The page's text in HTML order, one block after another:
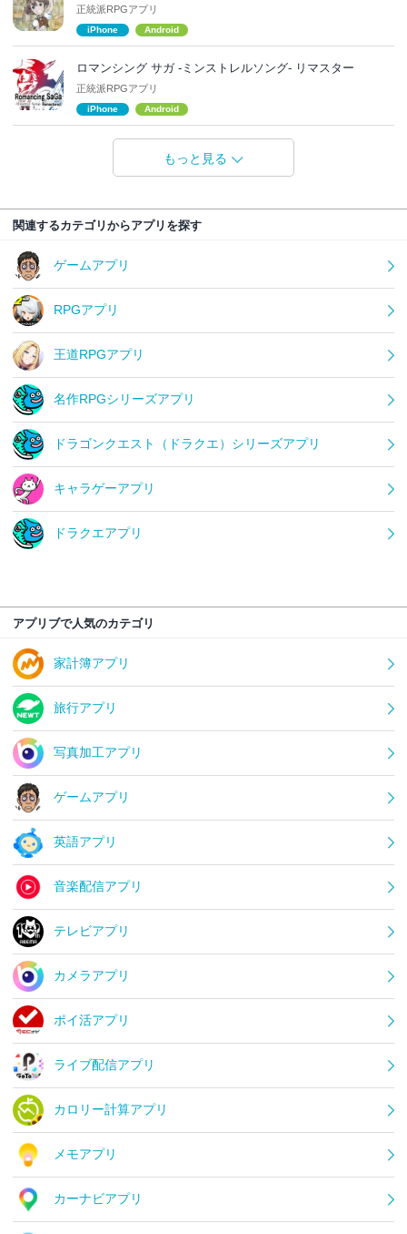
正統派RPGアプリ
iPhone Android
ロマンシング サガ -ミンストレルソング- リマスター
正統派RPGアプリ
iPhone Android
もっと見る
関連するカテゴリからアプリを探す
ゲームアプリ
RPGアプリ
王道RPGアプリ
名作RPGシリーズアプリ
ドラゴンクエスト（ドラクエ）シリーズアプリ
キャラゲーアプリ
ドラクエアプリ
アプリブで人気のカテゴリ
家計簿アプリ
旅行アプリ
写真加工アプリ
ゲームアプリ
英語アプリ
音楽配信アプリ
テレビアプリ
カメラアプリ
ポイ活アプリ
ライブ配信アプリ
カロリー計算アプリ
メモアプリ
カーナビアプリ